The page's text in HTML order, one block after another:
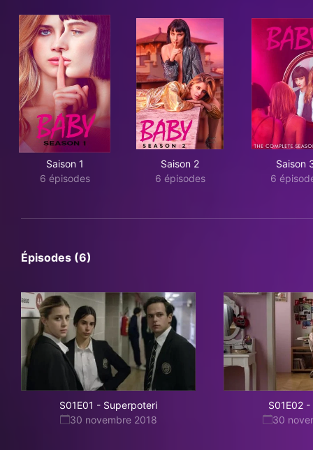
Saison 1
6 épisodes
Saison 2
6 épisodes
Saison
6
Épisodes (6)
S01E01 - Superpoteri
30 novembre 2018
S01E02-
30